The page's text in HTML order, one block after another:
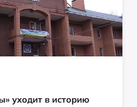
уходит в историю